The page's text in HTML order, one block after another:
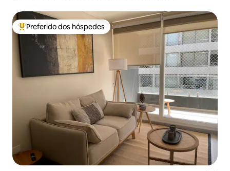
Entre os melhores preferidos dos hóspedes
Preferido dos hóspedes